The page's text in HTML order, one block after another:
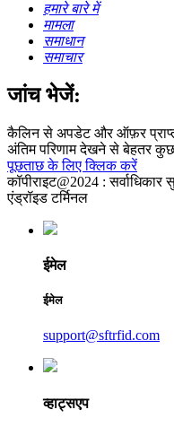
हमारे बारे में
मामला
समाधान
समाचार
जांच भेजें:
कैलिन से अपडेट और ऑफ़र
अंतिम परिणाम देखने से बेहतर
पूछताछ के लिए क्लिक करें
कॉपीराइट@2024 : सर्वाधिकार
एंड्रॉइड टर्मिनल
ईमेल
ईमेल
support@sftrfid.com
व्हाट्सएप